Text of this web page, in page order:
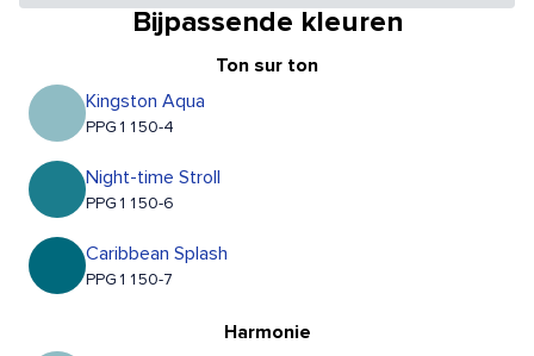
Bijpassende kleuren
Ton sur ton
Kingston Aqua
PPG1150-4
Night-time Stroll
PPG1150-6
Caribbean Splash
PPG1150-7
Harmonie